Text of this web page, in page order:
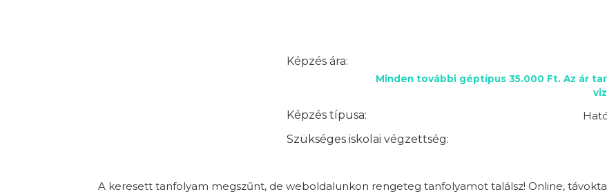
Képzés ára:
Minden további géptípus 35.000 Ft. Az ár
Képzés típusa:
Szükséges iskolai végzettség:
A keresett tanfolyam megszűnt, de weboldalunkon rengeteg tanfolyamot találsz! Online,